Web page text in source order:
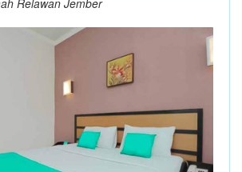
Relawan Jember